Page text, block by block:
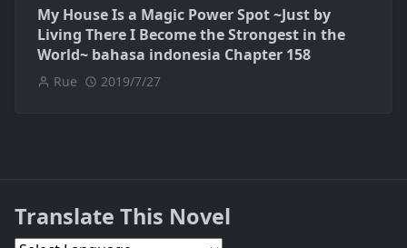
My House Is a Magic Power Spot ~Just by
Living There I Become the Strongest in the
World~ bahasa indonesia Chapter 158
Rue 2019/7/27
Translate This Novel